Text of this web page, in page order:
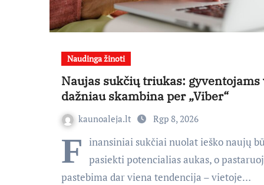
Naudinga žinoti
Naujas sukčių triukas: gyventojams
dažniau skambina per „Viber“
kaunoaleja.lt Rgp 8, 2026
F
inansiniai sukčiai nuolat ieško naujų
pasiekti potencialias aukas, o
pastebima dar viena tendencija – vietoje…